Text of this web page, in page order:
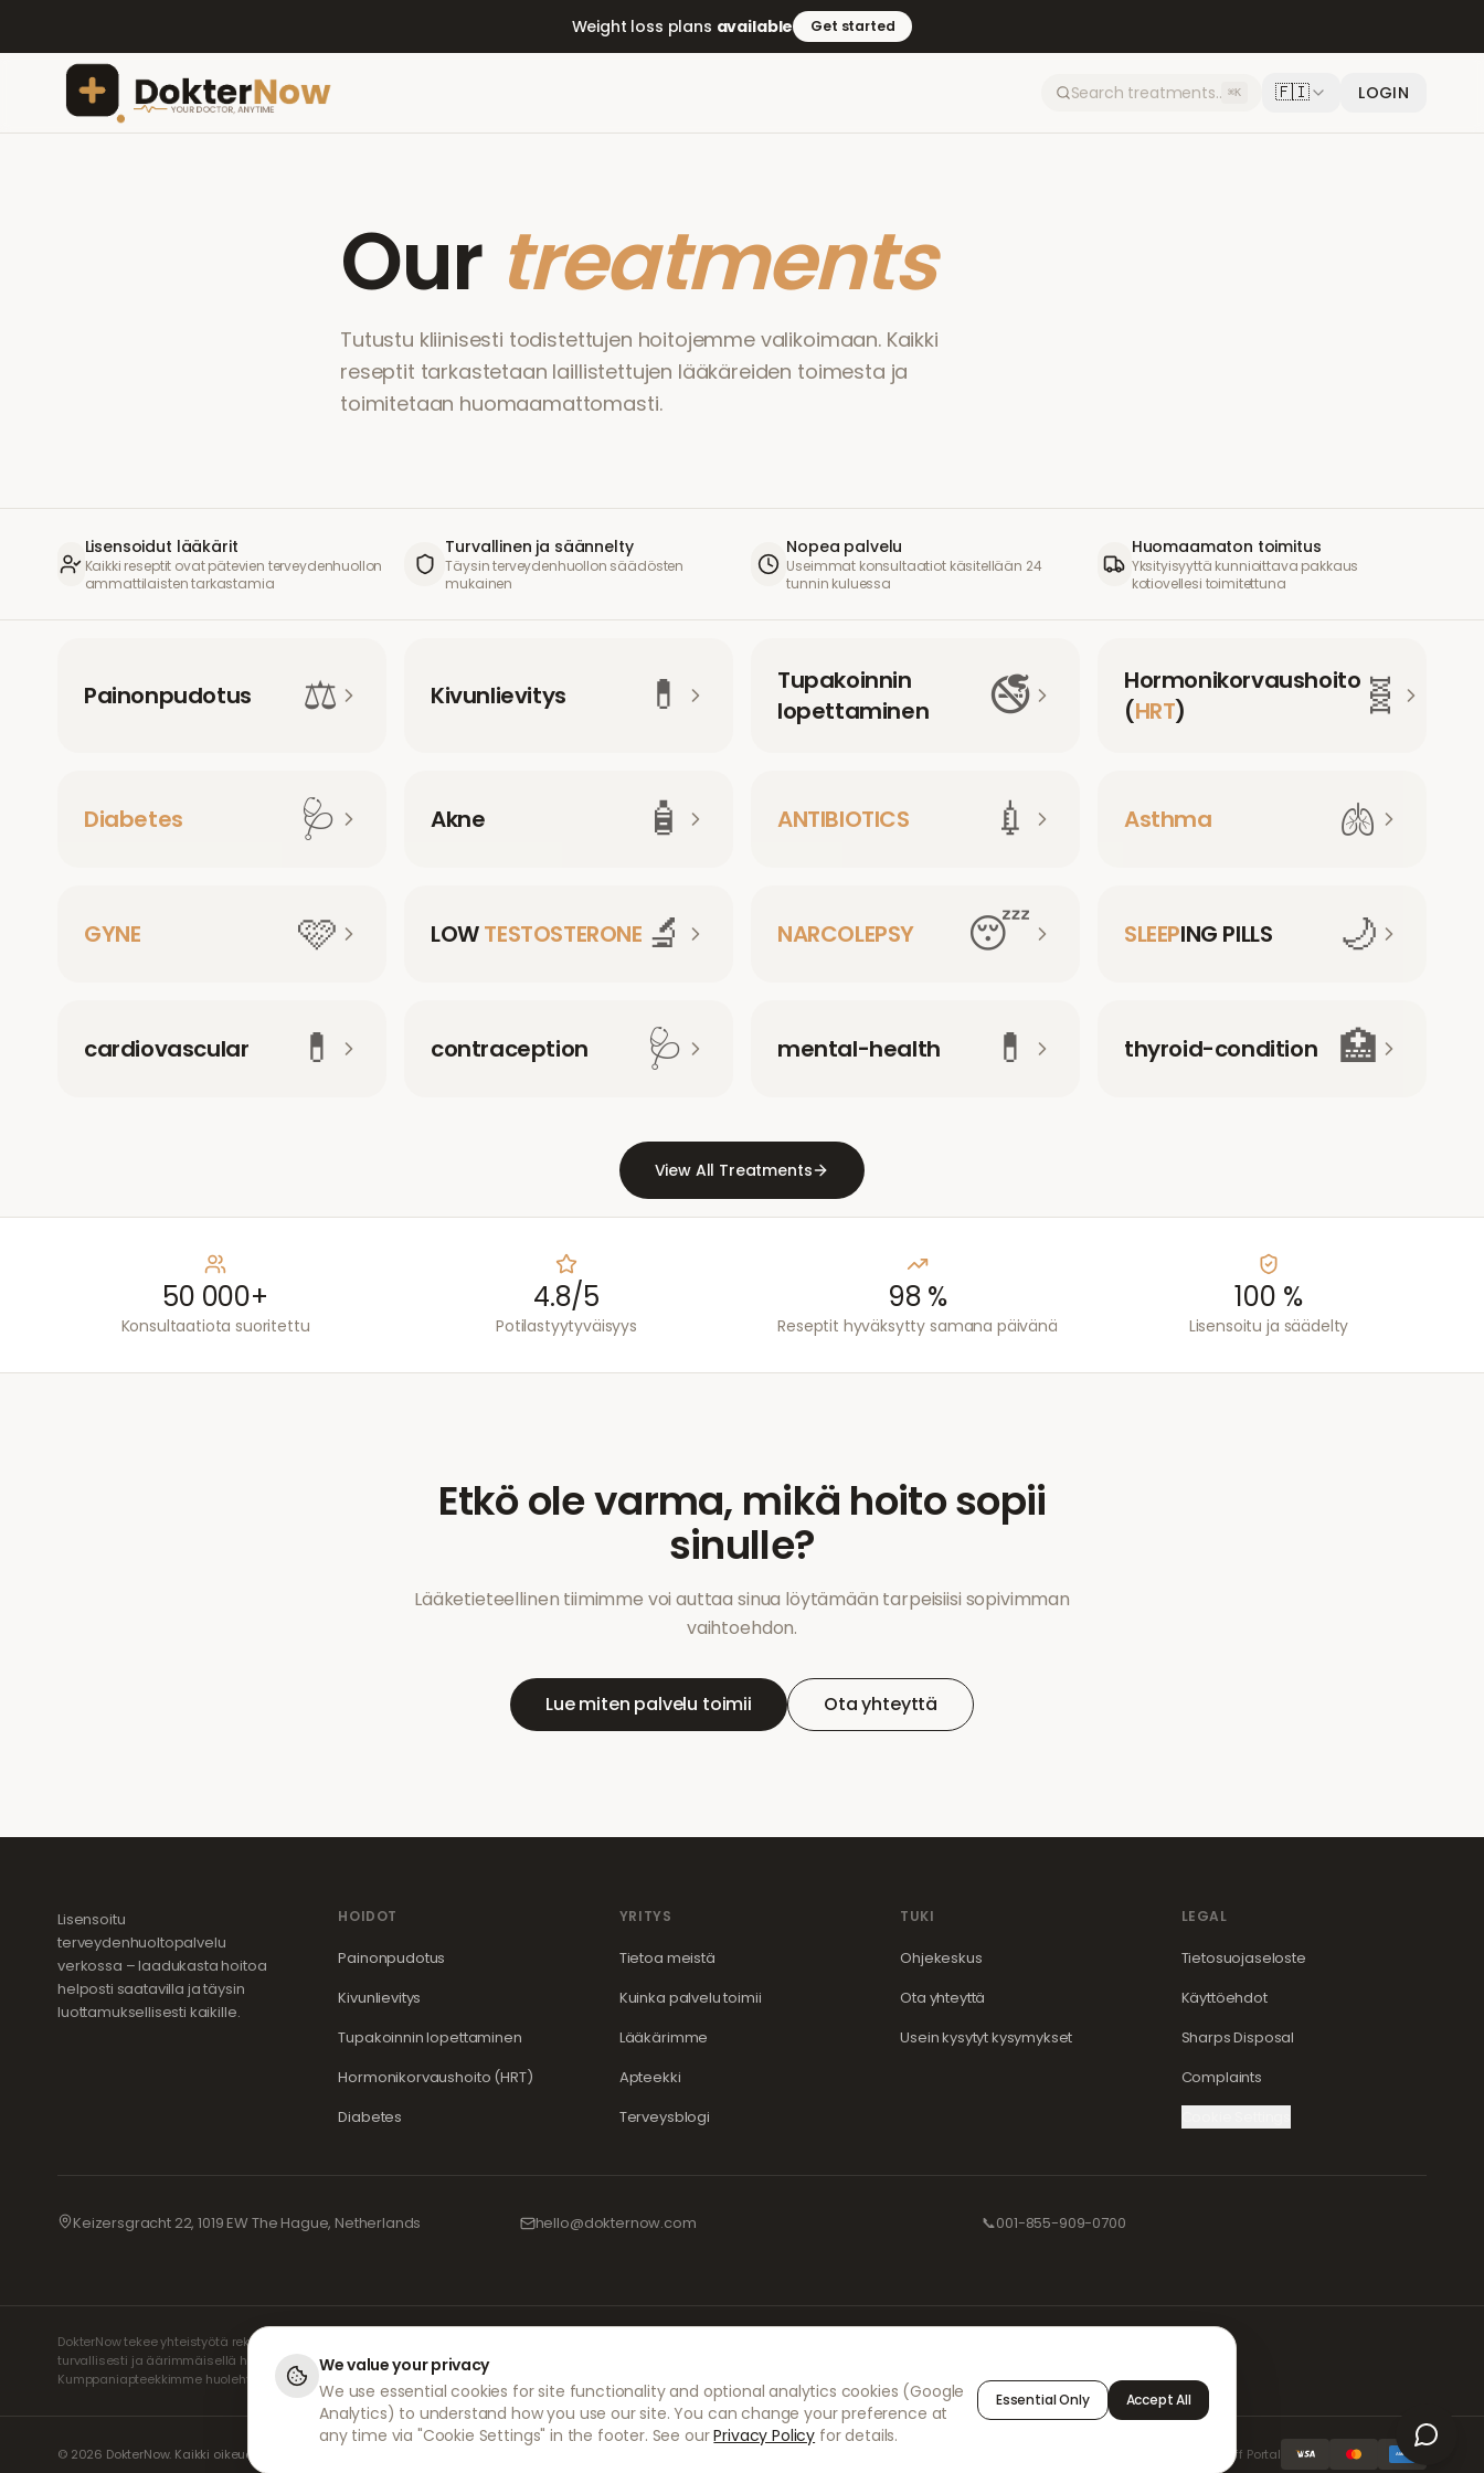
Weight loss plans available Get started
⌘K 🇫🇮 LOGIN
Our treatments
Tutustu kliinisesti todistettujen hoitojemme valikoimaan. Kaikki
reseptit tarkastetaan laillistettujen lääkäreiden toimesta ja
toimitetaan huomaamattomasti.
Lisensoidut lääkärit
Kaikki reseptit ovat pätevien terveydenhuollon
ammattilaisten tarkastamia
Turvallinen ja säännelty
Täysin terveydenhuollon säädösten
mukainen
Nopea palvelu
Useimmat konsultaatiot käsitellään 24
tunnin kuluessa
Huomaamaton toimitus
Yksityisyyttä kunnioittava pakkaus
kotiovellesi toimitettuna
Painonpudotus ⚖️ Kivunlievitys 💊
Tupakoinnin
lopettaminen
🚭
Hormonikorvaushoito
(HRT) 🧬
Diabetes 🩺 Akne 🧴 ANTIBIOTICS 💉 Asthma 🫁
GYNE 🩷 LOWTESTOSTERONE 🔬 NARCOLEPSY 😴 SLEEPING PILLS 🌙
cardiovascular 💊 contraception 🩺 mental-health 💊 thyroid-condition 🏥
View All Treatments
50 000+
Konsultaatiota suoritettu
4.8/5
Potilastyytyväisyys
98 %
Reseptit hyväksytty samana päivänä
100 %
Lisensoitu ja säädelty
Etkö ole varma, mikä hoito sopii
sinulle?
Lääketieteellinen tiimimme voi auttaa sinua löytämään tarpeisiisi sopivimman
vaihtoehdon.
Lue miten palvelu toimii Ota yhteyttä
Lisensoitu
terveydenhuoltopalvelu
verkossa – laadukasta hoitoa
helposti saatavilla ja täysin
luottamuksellisesti kaikille.
HOIDOT
Painonpudotus
Kivunlievitys
Tupakoinnin lopettaminen
Hormonikorvaushoito (HRT)
Diabetes
YRITYS
Tietoa meistä
Kuinka palvelu toimii
Lääkärimme
Apteekki
Terveysblogi
TUKI
Ohjekeskus
Ota yhteyttä
Usein kysytyt kysymykset
LEGAL
Tietosuojaseloste
Käyttöehdot
Sharps Disposal
Complaints
Keizersgracht 22, 1019 EW The Hague, Netherlands hello@dokternow.com 📞001-855-909-0700
DokterNow tekee yhteistyötä rekisteröityjen lääkäreiden, apteekkien ja kokeneiden lääketieteen ammattilaisten kanssa varmistaakseen, että reseptisi käsitellään
turvallisesti ja äärimmäisellä huolellisuudella. Rekisteröidyt riippumattomat reseptinkirjoittajamme vastaavat kaikista konsultaatioista ja lääkemääräyksistä.
Kumppaniapteekkimme huolehtivat lääkkeiden toimittamisesta ja postituksesta.
© 2026 DokterNow. Kaikki oikeudet pidätetään. Staff Portal AMEX
We value your privacy
We use essential cookies for site functionality and optional analytics cookies (Google
Analytics) to understand how you use our site. You can change your preference at
any time via "Cookie Settings" in the footer. See ourPrivacy Policy for details.
Essential Only Accept All